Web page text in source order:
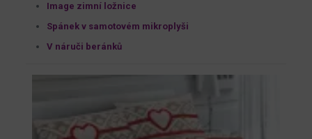
Image zimní ložnice
Spánek v samotovém mikroplyši
V náruči beránků